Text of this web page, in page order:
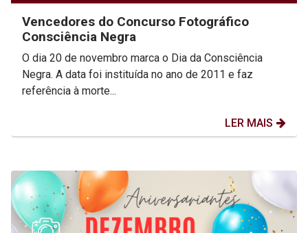
Vencedores do Concurso Fotográfico
Consciência Negra
O dia 20 de novembro marca o Dia da Consciência
Negra. A data foi instituída no ano de 2011 e faz
referência à morte...
LER MAIS